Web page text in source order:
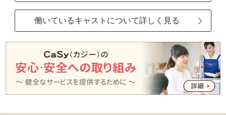
働いているキャストについて詳しく見る